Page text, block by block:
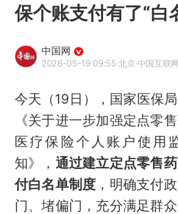
保个账支付有了“白
中国网
2026-05-19 09:55·北京·中国互联网新闻中心（中国
今天（19日），国家医保
《关于进一步加强定点零
医疗保险个人账户使用
知》， 通过建立定点零售
付白名单制度 ，明确支付
门、堵偏门，充分满足群